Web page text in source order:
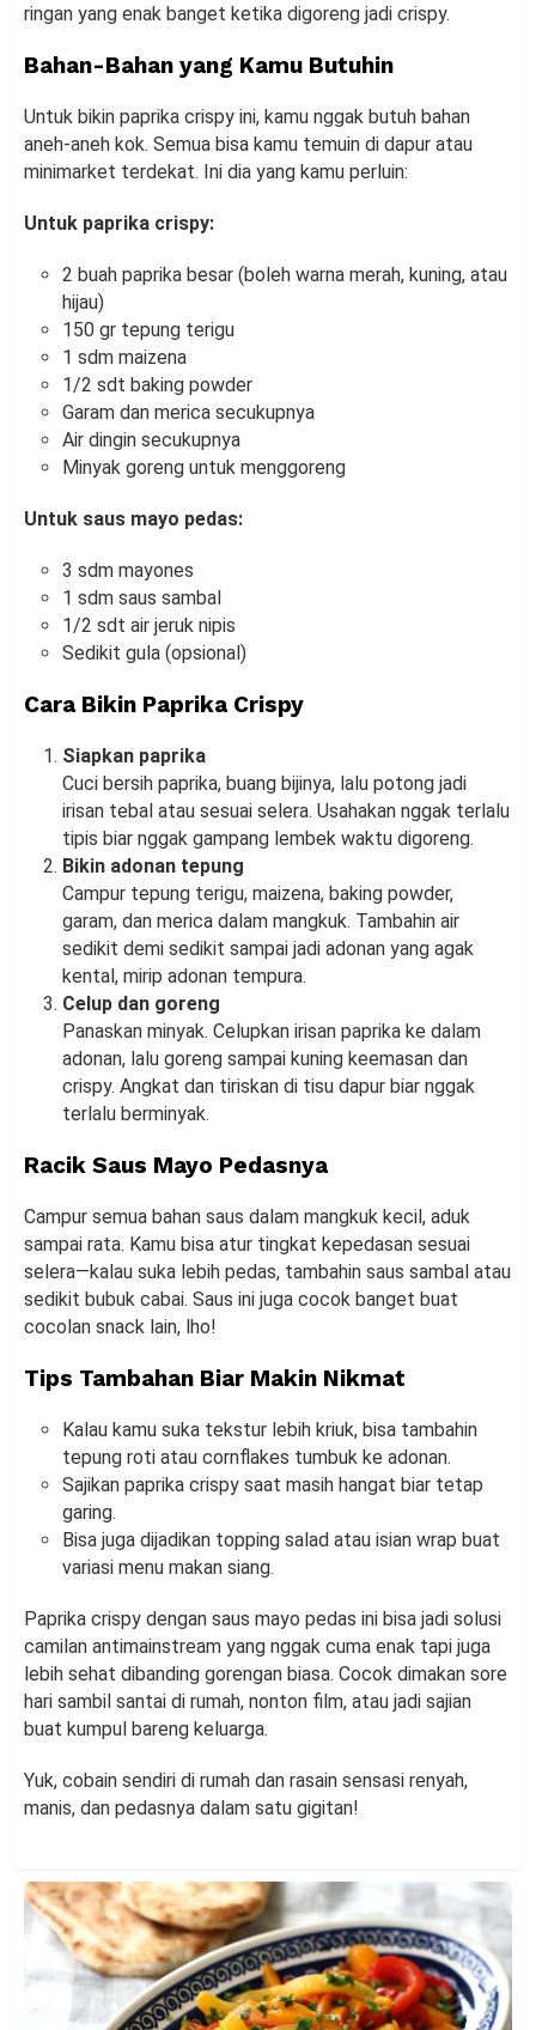
ringan yang enak banget ketika digoreng jadi crispy.
Bahan-Bahan yang Kamu Butuhin
Untuk bikin paprika crispy ini, kamu nggak butuh bahan
aneh-aneh kok. Semua bisa kamu temuin di dapur atau
minimarket terdekat. Ini dia yang kamu perluin:
Untuk paprika crispy:
2 buah paprika besar (boleh warna merah, kuning, atau
hijau)
150 gr tepung terigu
1 sdm maizena
1/2 sdt baking powder
Garam dan merica secukupnya
Air dingin secukupnya
Minyak goreng untuk menggoreng
Untuk saus mayo pedas:
3 sdm mayones
1 sdm saus sambal
1/2 sdt air jeruk nipis
Sedikit gula (opsional)
Cara Bikin Paprika Crispy
Siapkan paprika
Cuci bersih paprika, buang bijinya, lalu potong jadi
irisan tebal atau sesuai selera. Usahakan nggak terlalu
tipis biar nggak gampang lembek waktu digoreng.
Bikin adonan tepung
Campur tepung terigu, maizena, baking powder,
garam, dan merica dalam mangkuk. Tambahin air
sedikit demi sedikit sampai jadi adonan yang agak
kental, mirip adonan tempura.
Celup dan goreng
Panaskan minyak. Celupkan irisan paprika ke dalam
adonan, lalu goreng sampai kuning keemasan dan
crispy. Angkat dan tiriskan di tisu dapur biar nggak
terlalu berminyak.
Racik Saus Mayo Pedasnya
Campur semua bahan saus dalam mangkuk kecil, aduk
sampai rata. Kamu bisa atur tingkat kepedasan sesuai
selera—kalau suka lebih pedas, tambahin saus sambal atau
sedikit bubuk cabai. Saus ini juga cocok banget buat
cocolan snack lain, lho!
Tips Tambahan Biar Makin Nikmat
Kalau kamu suka tekstur lebih kriuk, bisa tambahin
tepung roti atau cornflakes tumbuk ke adonan.
Sajikan paprika crispy saat masih hangat biar tetap
garing.
Bisa juga dijadikan topping salad atau isian wrap buat
variasi menu makan siang.
Paprika crispy dengan saus mayo pedas ini bisa jadi solusi
camilan antimainstream yang nggak cuma enak tapi juga
lebih sehat dibanding gorengan biasa. Cocok dimakan sore
hari sambil santai di rumah, nonton film, atau jadi sajian
buat kumpul bareng keluarga.
Yuk, cobain sendiri di rumah dan rasain sensasi renyah,
manis, dan pedasnya dalam satu gigitan!